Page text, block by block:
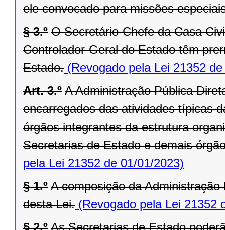
ele convocado para missões
§ 3.º O Secretário-Chefe da Casa
Controlador-Geral do Estado têm
Estado. (Revogado pela Lei 21352
Art. 3.º A Administração Pública
encarregados das atividades típicas
órgãos integrantes da estrutura
Secretarias de Estado e demais
pela Lei 21352 de 01/01/2023)
§ 1.º A composição da
desta Lei. (Revogado pela Lei 21352